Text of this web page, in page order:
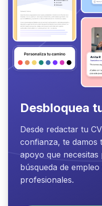
Desbloquea
Desde redactar tu
confianza, te damos
apoyo que
búsqueda de
profesionales.